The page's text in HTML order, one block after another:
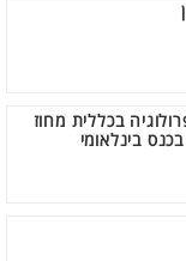
בכללית מחוז
בינלאומי